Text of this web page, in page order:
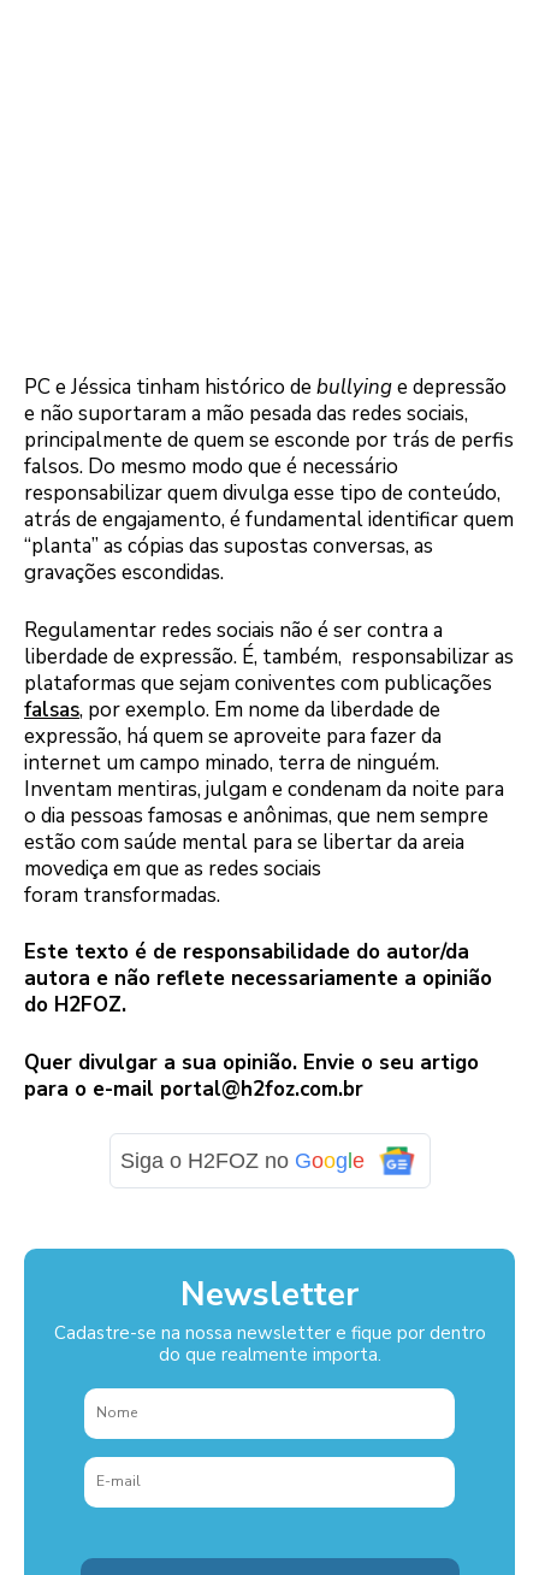
PC e Jéssica tinham histórico de bullyinge depressão
e não suportaram a mão pesada das redes sociais,
principalmente de quem se esconde por trás de perfis
falsos. Do mesmo modo que é necessário
responsabilizar quem divulga esse tipo de conteúdo,
atrás de engajamento, é fundamental identificar quem
“planta” as cópias das supostas conversas, as
gravações escondidas.
Regulamentar redes sociais não é ser contra a
liberdade de expressão. É, também, responsabilizar as
plataformas que sejam coniventes com publicações
falsas, por exemplo. Em nome da liberdade de
expressão, há quem se aproveite para fazer da
internet um campo minado, terra de ninguém.
Inventam mentiras, julgam e condenam da noite para
o dia pessoas famosas e anônimas, que nem sempre
estão com saúde mental para se libertar da areia
movediça em que as redes sociais
foram transformadas.
Este texto é de responsabilidade do autor/da
autora e não reflete necessariamente a opinião
do H2FOZ.
Quer divulgar a sua opinião. Envie o seu artigo
para o e-mail portal@h2foz.com.br
Siga o H2FOZ no Goog e
Newsletter
Cadastre-se na nossa newsletter e fique por dentro
do que realmente importa.